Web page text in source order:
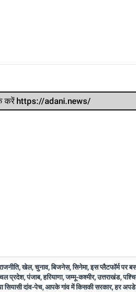
करें https://adani.news/
खेल, चुनाव, बिजनेस, सिनेमा, इस प्लैटफॉर्म पर
प्रदेश, पंजाब, हरियाणा, जम्मू-कश्मीर, उत्तराखंड,
सियासी दांव-पेच, आपके गांव में किसकी सरकार, हर